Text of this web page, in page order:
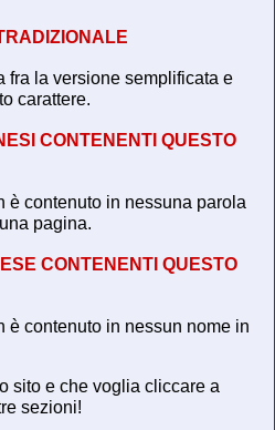
fra la versione semplificata e
carattere.
CONTENENTI QUESTO
è contenuto in nessuna parola
pagina.
CONTENENTI QUESTO
è contenuto in nessun nome in
sito e che voglia cliccare a
sezioni!